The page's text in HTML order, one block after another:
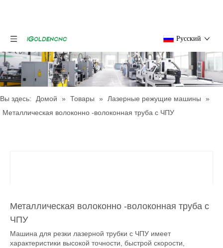
Pусский
Вы здесь: Домой » Товары » Лазерные режущие машины
»
Металлическая волоконно -волоконная труба с ЧПУ
Металлическая волоконно -волоконная труба с
ЧПУ
Машина для резки лазерной трубки с ЧПУ имеет
характеристики высокой точности, быстрой скорости,